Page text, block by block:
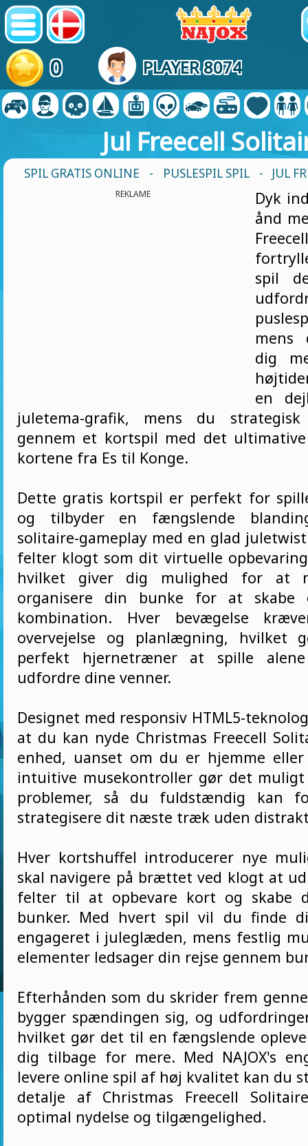
0 PLAYER 8074
Jul Freecell
SPIL GRATIS ONLINE - PUSLESPIL SPIL - JUL
REKLAME
Dyk
ånd
spil
mens
dig
en
juletema-grafik, mens du
gennem et kortspil med det
kortene fra Es til Konge.
Dette gratis kortspil er perfekt for
og tilbyder en fængslende
solitaire-gameplay med en glad
felter klogt som dit virtuelle
hvilket giver dig mulighed for at
organisere din bunke for at skabe
kombination. Hver bevægelse
overvejelse og planlægning,
perfekt hjernetræner at spille
udfordre dine venner.
Designet med responsiv HTML5-
at du kan nyde Christmas Freecell
enhed, uanset om du er hjemme
intuitive musekontroller gør det
problemer, så du fuldstændig kan
strategisere dit næste træk uden
Hver kortshuffel introducerer nye
skal navigere på brættet ved klogt at
felter til at opbevare kort og skabe
bunker. Med hvert spil vil du finde
engageret i juleglæden, mens festlig
elementer ledsager din rejse gennem
Efterhånden som du skrider frem
bygger spændingen sig, og
hvilket gør det til en fængslende
dig tilbage for mere. Med NAJOX's
levere online spil af høj kvalitet kan du
detalje af Christmas Freecell
optimal nydelse og tilgængelighed.